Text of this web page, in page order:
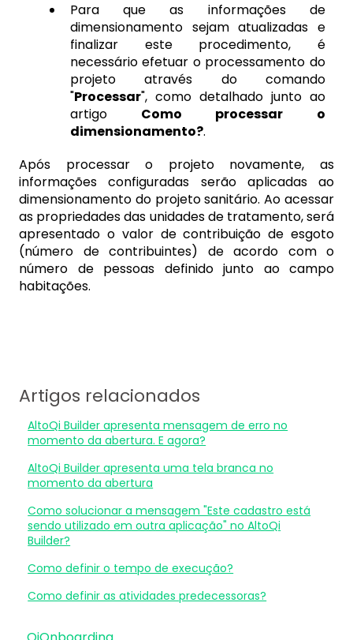
Para que as informações de
dimensionamento sejam atualizadas e
finalizar este procedimento, é
necessário efetuar o processamento do
projeto através do comando
"Processar", como detalhado junto ao
artigo
Como processar o
dimensionamento?.
Após processar o projeto novamente, as
informações configuradas serão aplicadas ao
dimensionamento do projeto sanitário. Ao acessar
as propriedades das unidades de tratamento, será
apresentado o valor de contribuição de esgoto
(número de contribuintes) de acordo com o
número de pessoas definido junto ao campo
habitações.
Artigos relacionados
AltoQi Builder apresenta mensagem de erro no
momento da abertura. E agora?
AltoQi Builder apresenta uma tela branca no
momento da abertura
Como solucionar a mensagem "Este cadastro está
sendo utilizado em outra aplicação" no AltoQi
Builder?
Como definir o tempo de execução?
Como definir as atividades predecessoras?